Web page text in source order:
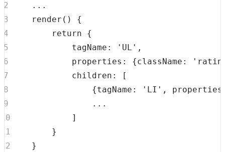
...
render ( )
{
return
{
tagName : 'UL' ,
properties : {className :
children :
[
{tagName : 'LI' , properties
...
]
}
}